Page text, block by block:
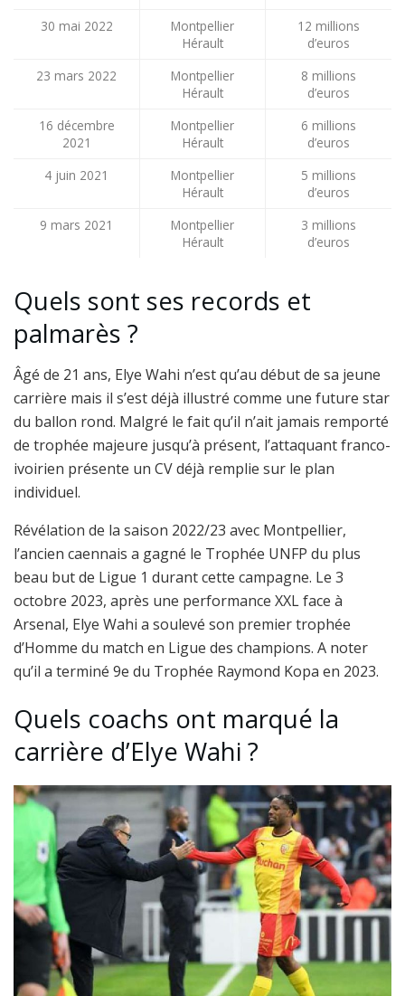
30 mai 2022
Montpellier
Hérault
12 millions
d’euros
23 mars 2022
Montpellier
Hérault
8 millions
d’euros
16 décembre
2021
Montpellier
Hérault
6 millions
d’euros
4 juin 2021
Montpellier
Hérault
5 millions
d’euros
9 mars 2021
Montpellier
Hérault
3 millions
d’euros
Quels sont ses records et
palmarès ?
Âgé de 21 ans, Elye Wahi n’est qu’au début de sa jeune
carrière mais il s’est déjà illustré comme une future star
du ballon rond. Malgré le fait qu’il n’ait jamais remporté
de trophée majeure jusqu’à présent, l’attaquant franco-
ivoirien présente un CV déjà remplie sur le plan
individuel.
Révélation de la saison 2022/23 avec Montpellier,
l’ancien caennais a gagné le Trophée UNFP du plus
beau but de Ligue 1 durant cette campagne. Le 3
octobre 2023, après une performance XXL face à
Arsenal, Elye Wahi a soulevé son premier trophée
d’Homme du match en Ligue des champions. A noter
qu’il a terminé 9e du Trophée Raymond Kopa en 2023.
Quels coachs ont marqué la
carrière d’Elye Wahi ?